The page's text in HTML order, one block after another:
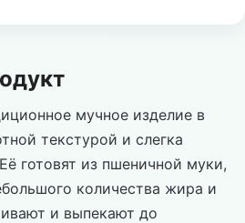
мучное изделие в
текстурой и слегка
готовят из пшеничной муки,
количества жира и
и выпекают до